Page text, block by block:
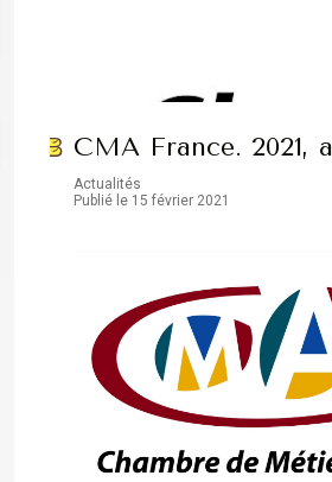
CMA France. 2021,
Actualités
Publié le 15 février 2021